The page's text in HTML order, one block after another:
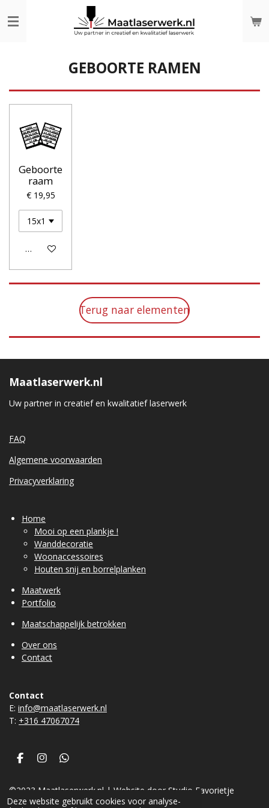
Deze website gebruikt cookies voor analyse-
direct
GEBOORTE RAMEN
Geboorte
raam
€ 19,95
Bekijk details
Terug naar elementen
Maatlaserwerk.nl
Uw partner in creatief en kwalitatief laserwerk
FAQ
Algemene voorwaarden
Privacyverklaring
Home
Mooi op een plankje !
Wanddecoratie
Woonaccessoires
Houten snij en borrelplanken
Maatwerk
Portfolio
Maatschappelijk betrokken
Over ons
Contact
Contact
E: info@maatlaserwerk.nl
T: +316 47067074
F
e
b
I
t
a
W
t
s
©2023 Maatlaserwerk.nl | Website door Studio Favorietje
Powered byJouwWeb